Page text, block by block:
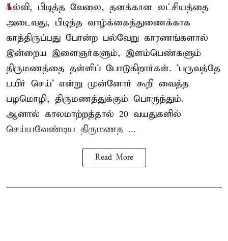
கல்வி, பிடித்த வேலை, தனக்கான லட்சியத்தை
அடைவது, பிடித்த வாழ்க்கைத்துணைக்காக
காத்திருப்பது போன்ற பல்வேறு காரணங்களால்
இன்றைய இளைஞர்களும், இளம்பெண்களும்
திருமணத்தை தள்ளிப் போடுகிறார்கள். 'பருவத்தே
பயிர் செய்' என்று முன்னோர் கூறி வைத்த
பழமொழி, திருமணத்துக்கும் பொருந்தும்.
ஆனால் காலமாற்றத்தால் 20 வயதுகளில்
செய்யவேண்டிய திருமணத ...
Read More